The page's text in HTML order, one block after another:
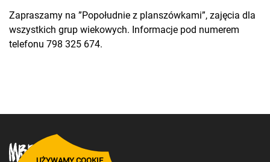
Zapraszamy na ”Popołudnie z planszówkami”, zajęcia dla
wszystkich grup wiekowych. Informacje pod numerem
telefonu 798 325 674.